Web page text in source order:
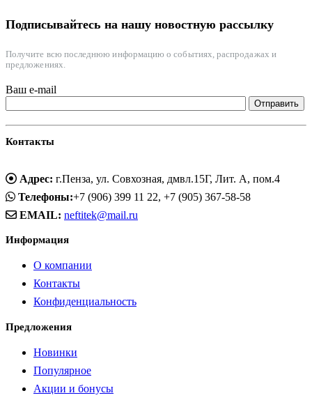
Подписывайтесь на нашу новостную рассылку
Получите всю последнюю информацию о событиях, распродажах и
предложениях.
Ваш e-mail
Контакты
Адрес: г.Пенза, ул. Совхозная, дмвл.15Г, Лит. А, пом.4
Телефоны:+7 (906) 399 11 22, +7 (905) 367-58-58
EMAIL: neftitek@mail.ru
Информация
О компании
Контакты
Конфиденциальность
Предложения
Новинки
Популярное
Акции и бонусы